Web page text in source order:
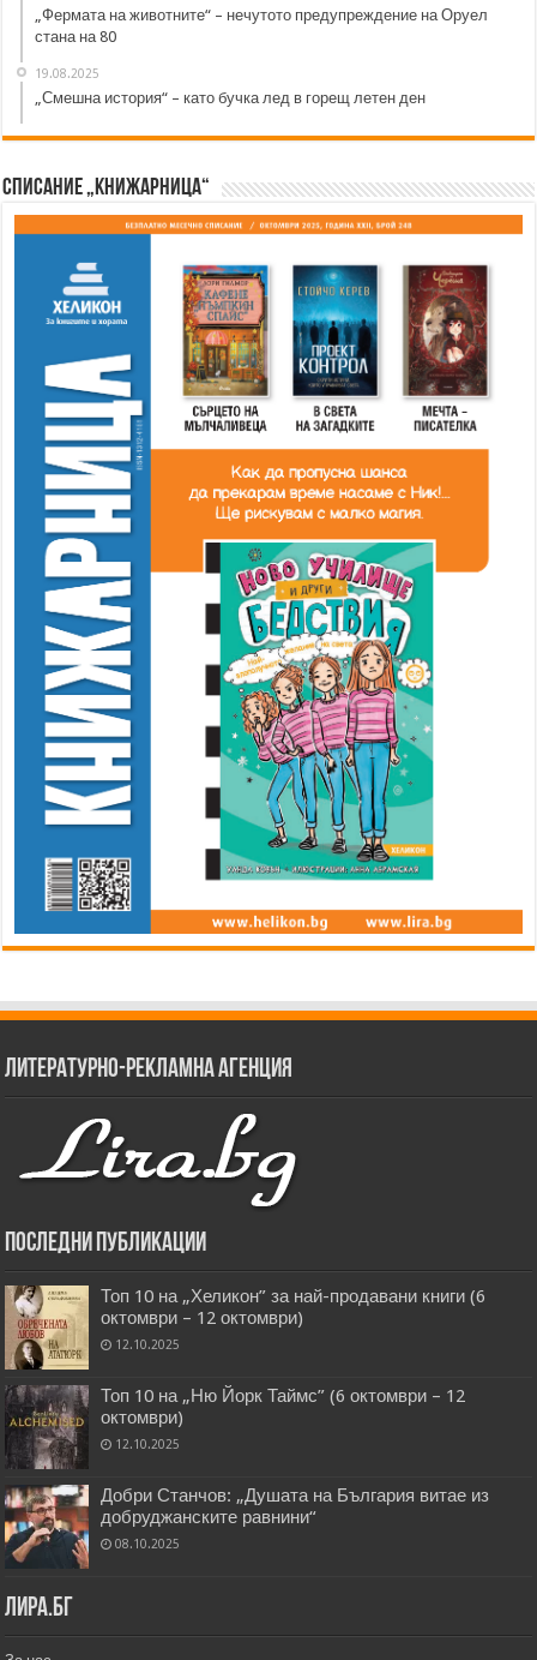
„Фермата на животните“ – нечутото предупреждение на Оруел
стана на 80
19.08.2025
„Смешна история“ – като бучка лед в горещ летен ден
Списание „Книжарница“
Литературно-рекламна агенция
Последни публикации
Топ 10 на „Хеликон” за най-продавани книги (6
октомври – 12 октомври)
12.10.2025
Топ 10 на „Ню Йорк Таймс” (6 октомври – 12
октомври)
12.10.2025
Добри Станчов: „Душата на България витае из
добруджанските равнини“
08.10.2025
Лира.бг